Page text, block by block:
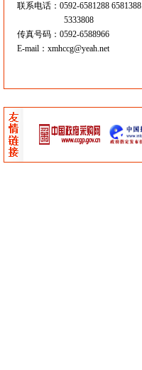
联系电话：0592-6581288 6581388
5333808
传真号码：0592-6588966
E-mail： xmhccg@yeah.net